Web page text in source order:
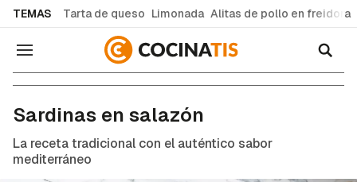
TEMAS Tarta de queso Limonada Alitas de pollo en freidora
Navegación
Sardinas en salazón
La receta tradicional con el auténtico sabor
mediterráneo